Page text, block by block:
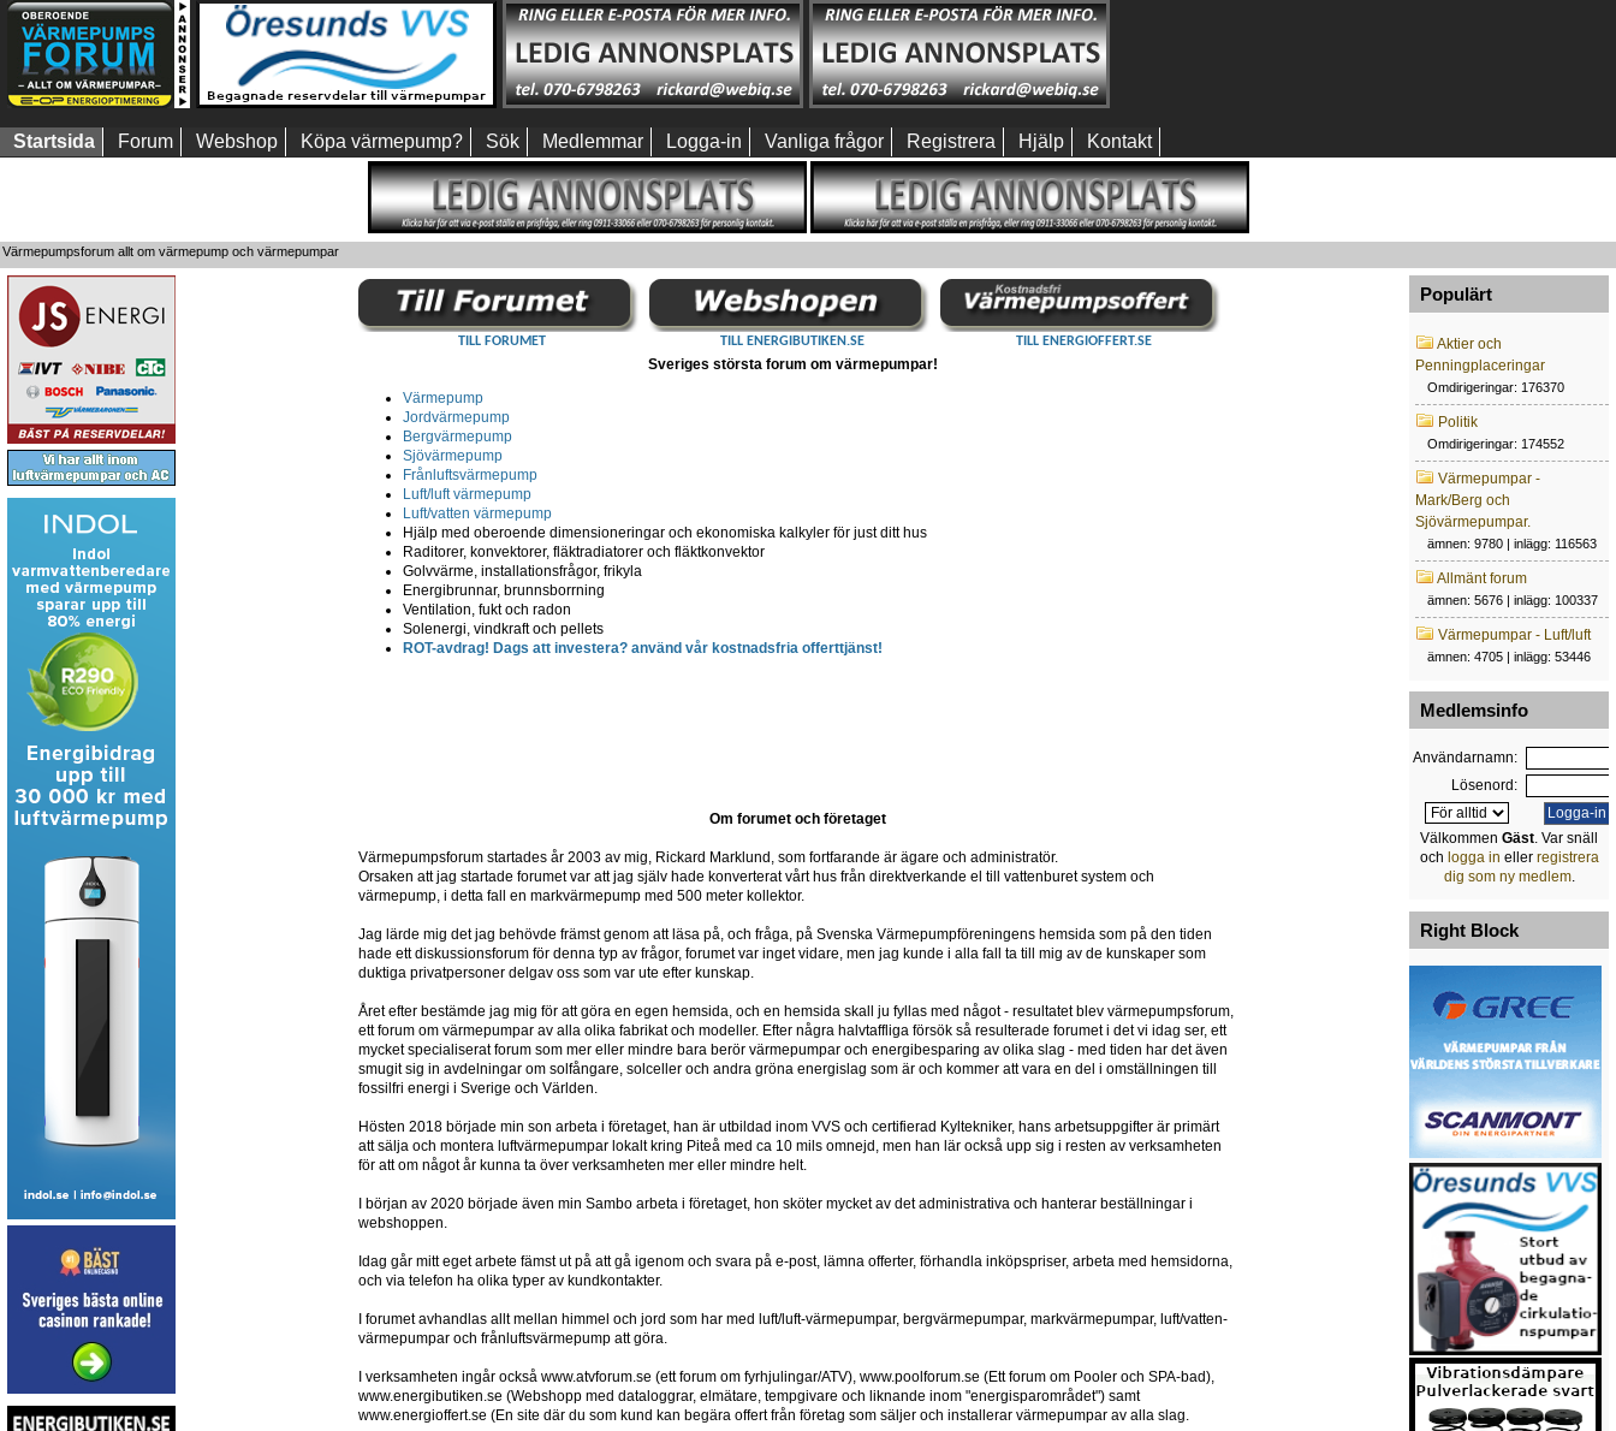
Startsida Forum Webshop Köpa värmepump? Sök Medlemmar Logga-in Vanliga frågor Registrera Hjälp Kontakt
Värmepumpsforum allt om värmepump och värmepumpar
TILL FORUMET TILL ENERGIBUTIKEN.SE TILL ENERGIOFFERT.SE
Sveriges största forum om värmepumpar!
Värmepump
Jordvärmepump
Bergvärmepump
Sjövärmepump
Frånluftsvärmepump
Luft/luft värmepump
Luft/vatten värmepump
Hjälp med oberoende dimensioneringar och ekonomiska kalkyler för just ditt hus
Raditorer, konvektorer, fläktradiatorer och fläktkonvektor
Golvvärme, installationsfrågor, frikyla
Energibrunnar, brunnsborrning
Ventilation, fukt och radon
Solenergi, vindkraft och pellets
ROT-avdrag! Dags att investera? använd vår kostnadsfria offerttjänst!
Om forumet och företaget
Värmepumpsforum startades år 2003 av mig, Rickard Marklund, som fortfarande är ägare och administratör.
Orsaken att jag startade forumet var att jag själv hade konverterat vårt hus från direktverkande el till vattenburet system och
värmepump, i detta fall en markvärmepump med 500 meter kollektor.
Jag lärde mig det jag behövde främst genom att läsa på, och fråga, på Svenska Värmepumpföreningens hemsida som på den tiden
hade ett diskussionsforum för denna typ av frågor, forumet var inget vidare, men jag kunde i alla fall ta till mig av de kunskaper som
duktiga privatpersoner delgav oss som var ute efter kunskap.
Året efter bestämde jag mig för att göra en egen hemsida, och en hemsida skall ju fyllas med något - resultatet blev värmepumpsforum,
ett forum om värmepumpar av alla olika fabrikat och modeller. Efter några halvtaffliga försök så resulterade forumet i det vi idag ser, ett
mycket specialiserat forum som mer eller mindre bara berör värmepumpar och energibesparing av olika slag - med tiden har det även
smugit sig in avdelningar om solfångare, solceller och andra gröna energislag som är och kommer att vara en del i omställningen till
fossilfri energi i Sverige och Världen.
Hösten 2018 började min son arbeta i företaget, han är utbildad inom VVS och certifierad Kyltekniker, hans arbetsuppgifter är primärt
att sälja och montera luftvärmepumpar lokalt kring Piteå med ca 10 mils omnejd, men han lär också upp sig i resten av verksamheten
för att om något år kunna ta över verksamheten mer eller mindre helt.
I början av 2020 började även min Sambo arbeta i företaget, hon sköter mycket av det administrativa och hanterar beställningar i
webshoppen.
Idag går mitt eget arbete fämst ut på att gå igenom och svara på e-post, lämna offerter, förhandla inköpspriser, arbeta med hemsidorna,
och via telefon ha olika typer av kundkontakter.
I forumet avhandlas allt mellan himmel och jord som har med luft/luft-värmepumpar, bergvärmepumpar, markvärmepumpar, luft/vatten-
värmepumpar och frånluftsvärmepump att göra.
I verksamheten ingår också www.atvforum.se (ett forum om fyrhjulingar/ATV), www.poolforum.se (Ett forum om Pooler och SPA-bad),
www.energibutiken.se (Webshopp med dataloggrar, elmätare, tempgivare och liknande inom "energisparområdet") samt
www.energioffert.se (En site där du som kund kan begära offert från företag som säljer och installerar värmepumpar av alla slag.
Populärt
Aktier och
Penningplaceringar
Omdirigeringar: 176370
Politik
Omdirigeringar: 174552
Värmepumpar -
Mark/Berg och
Sjövärmepumpar.
ämnen: 9780 | inlägg: 116563
Allmänt forum
ämnen: 5676 | inlägg: 100337
Värmepumpar - Luft/luft
ämnen: 4705 | inlägg: 53446
Medlemsinfo
Användarnamn:
Lösenord:
Välkommen Gäst. Var snäll
och logga in eller registrera
dig som ny medlem.
Right Block